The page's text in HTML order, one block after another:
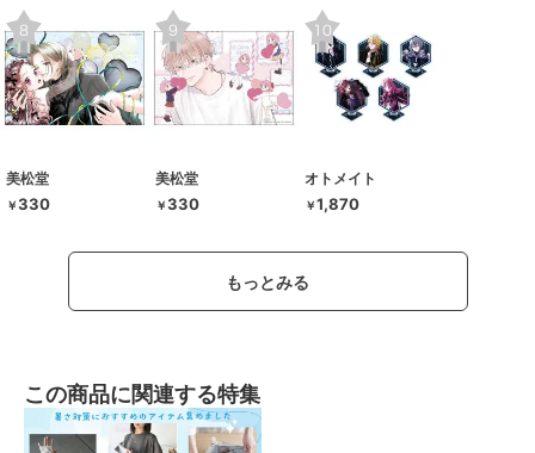
美松堂
￥330
美松堂
￥330
オトメイト
￥1,870
もっとみる
この商品に関連する特集